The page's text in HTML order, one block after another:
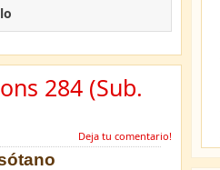
284 (Sub.
Deja tu comentario!